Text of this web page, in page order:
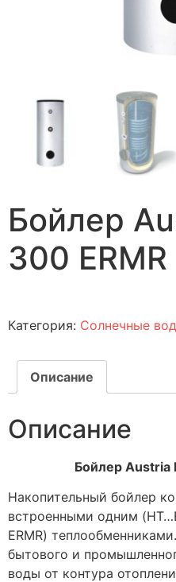
Бойлер
300 ERMR
Категория: Солнечные
Описание
Описание
Бойлер Austria
Накопительный бойлер
встроенными одним
ERMR)
бытового и
воды от контура